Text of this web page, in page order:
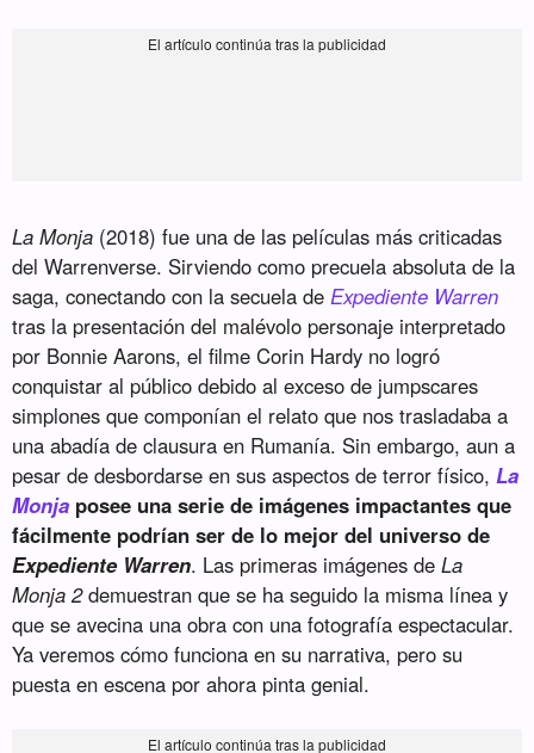
La Monja (2018) fue una de las películas más criticadas
del Warrenverse. Sirviendo como precuela absoluta de la
saga, conectando con la secuela de Expediente Warren
tras la presentación del malévolo personaje interpretado
por Bonnie Aarons, el filme Corin Hardy no logró
conquistar al público debido al exceso de jumpscares
simplones que componían el relato que nos trasladaba a
una abadía de clausura en Rumanía. Sin embargo, aun a
pesar de desbordarse en sus aspectos de terror físico, La
Monja posee una serie de imágenes impactantes que
fácilmente podrían ser de lo mejor del universo de
Expediente Warren. Las primeras imágenes deLa
Monja 2demuestran que se ha seguido la misma línea y
que se avecina una obra con una fotografía espectacular.
Ya veremos cómo funciona en su narrativa, pero su
puesta en escena por ahora pinta genial.